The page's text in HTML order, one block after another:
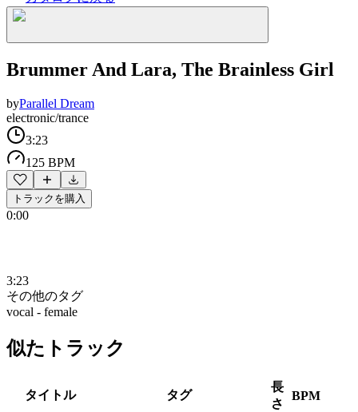
Brummer And Lara, The Brainless Girl
byParallel Dream
electronic/trance
3:23
125 BPM
トラックを購入
0:00
3:23
その他のタグ
vocal - female
似たトラック
タイトル タグ
長
さ
BPM